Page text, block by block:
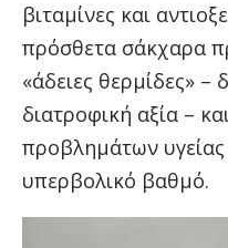
βιταμίνες και
πρόσθετα σάκχαρα
«άδειες θερμίδες» –
διατροφική αξία –
προβλημάτων
υπερβολικό βαθμό.